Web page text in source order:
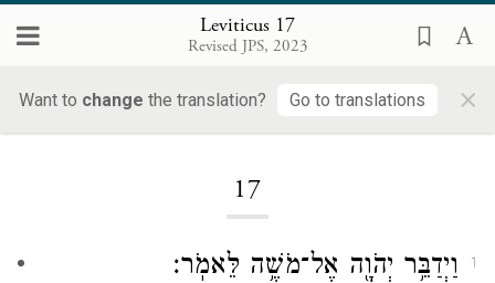
Leviticus 17
Revised JPS, 2023
Want to change the translation? Go to translations ×
17
1 וַיְדַבֵּ֥ר יְהֹוָ֖ה אֶל־מֹשֶׁ֥ה לֵּאמֹֽר׃